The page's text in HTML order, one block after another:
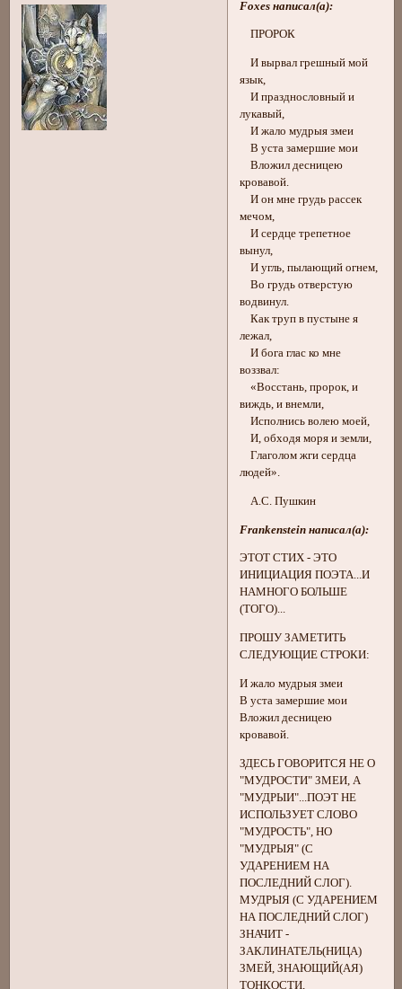
Foxes написал(а):
ПРОРОК
И вырвал грешный мой
язык,
И празднословный и
лукавый,
И жало мудрыя змеи
В уста замершие мои
Вложил десницею
кровавой.
И он мне грудь рассек
мечом,
И сердце трепетное
вынул,
И угль, пылающий огнем,
Во грудь отверстую
водвинул.
Как труп в пустыне я
лежал,
И бога глас ко мне
воззвал:
«Восстань, пророк, и
виждь, и внемли,
Исполнись волею моей,
И, обходя моря и земли,
Глаголом жги сердца
людей».
А.С. Пушкин
Frankenstein написал(а):
ЭТОТ СТИХ - ЭТО
ИНИЦИАЦИЯ ПОЭТА...И
НАМНОГО БОЛЬШЕ
(ТОГО)...
ПРОШУ ЗАМЕТИТЬ
СЛЕДУЮЩИЕ СТРОКИ:
И жало мудрыя змеи
В уста замершие мои
Вложил десницею
кровавой.
ЗДЕСЬ ГОВОРИТСЯ НЕ О
"МУДРОСТИ" ЗМЕИ, А
"МУДРЫИ"...ПОЭТ НЕ
ИСПОЛЬЗУЕТ СЛОВО
"МУДРОСТЬ", НО
"МУДРЫЯ" (С
УДАРЕНИЕМ НА
ПОСЛЕДНИЙ СЛОГ).
МУДРЫЯ (С УДАРЕНИЕМ
НА ПОСЛЕДНИЙ СЛОГ)
ЗНАЧИТ -
ЗАКЛИНАТЕЛЬ(НИЦА)
ЗМЕЙ, ЗНАЮЩИЙ(АЯ)
ТОНКОСТИ,